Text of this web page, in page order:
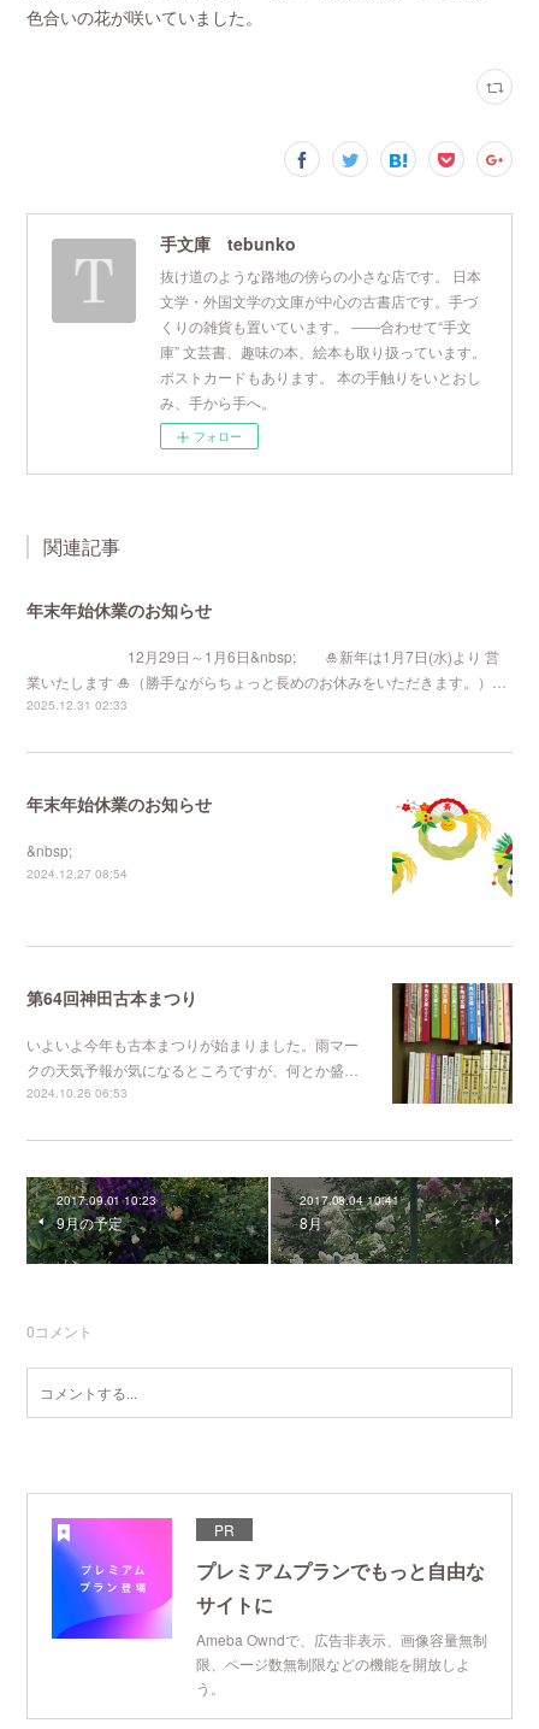
色合いの花が咲いていました。
手文庫 tebunko
抜け道のような路地の傍らの小さな店です。 日本
文学・外国文学の文庫が中心の古書店です。手づ
くりの雑貨も置いています。 ――合わせて“手文
庫” 文芸書、趣味の本、絵本も取り扱っています。
ポストカードもあります。 本の手触りをいとおし
み、手から手へ。
フォロー
関連記事
年末年始休業のお知らせ
12月29日～1月6日&nbsp; 🎍新年は1月7日(水)より 営
業いたします 🎍（勝手ながらちょっと長めのお休みをいただきます。）…
2025.12.31 02:33
年末年始休業のお知らせ
&nbsp;
2024.12.27 08:54
第64回神田古本まつり
いよいよ今年も古本まつりが始まりました。雨マー
クの天気予報が気になるところですが、何とか盛…
2024.10.26 06:53
2017.09.01 10:23
9月の予定
2017.08.04 10:41
8月
0コメント
PR
プレミアムプランでもっと自由な
サイトに
Ameba Owndで、広告非表示、画像容量無制
限、ページ数無制限などの機能を開放しよ
う。